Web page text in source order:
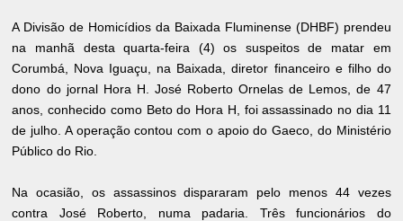
A Divisão de Homicídios da Baixada Fluminense (DHBF) prendeu
na manhã desta quarta-feira (4) os suspeitos de matar em
Corumbá, Nova Iguaçu, na Baixada, diretor financeiro e filho do
dono do jornal Hora H. José Roberto Ornelas de Lemos, de 47
anos, conhecido como Beto do Hora H, foi assassinado no dia 11
de julho. A operação contou com o apoio do Gaeco, do Ministério
Público do Rio.
Na ocasião, os assassinos dispararam pelo menos 44 vezes
contra José Roberto, numa padaria. Três funcionários do